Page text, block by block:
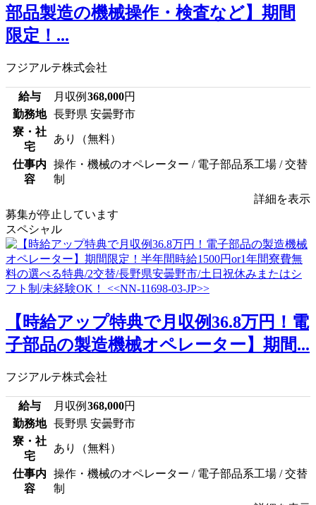
部品製造の機械操作・検査など】期間
限定！...
フジアルテ株式会社
給与 月収例 368,000円
勤務地
長野県 安曇野市
寮・社
宅
あり（無料）
仕事内
容
操作・機械のオペレーター / 電子部品系工場 / 交替
制
詳細を表示
募集が停止しています
スペシャル
【時給アップ特典で月収例36.8万円！電
子部品の製造機械オペレーター】期間...
フジアルテ株式会社
給与 月収例 368,000円
勤務地
長野県 安曇野市
寮・社
宅
あり（無料）
仕事内
容
操作・機械のオペレーター / 電子部品系工場 / 交替
制